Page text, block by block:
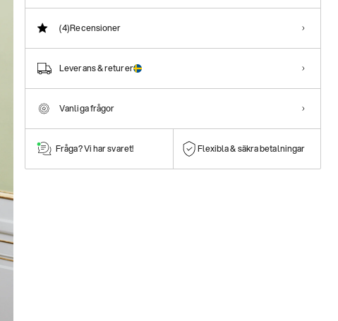
(4)Recensioner
Leverans & returer
Vanliga frågor
Fråga? Vi har svaret! Flexibla & säkra betalningar